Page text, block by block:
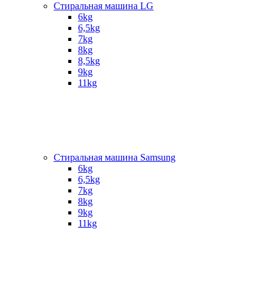
Стиральная машина LG
6kg
6,5kg
7kg
8kg
8,5kg
9kg
11kg
Стиральная машина Samsung
6kg
6,5kg
7kg
8kg
9kg
11kg